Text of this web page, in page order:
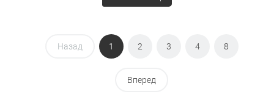
Назад 1 2 3 4 8
Вперед